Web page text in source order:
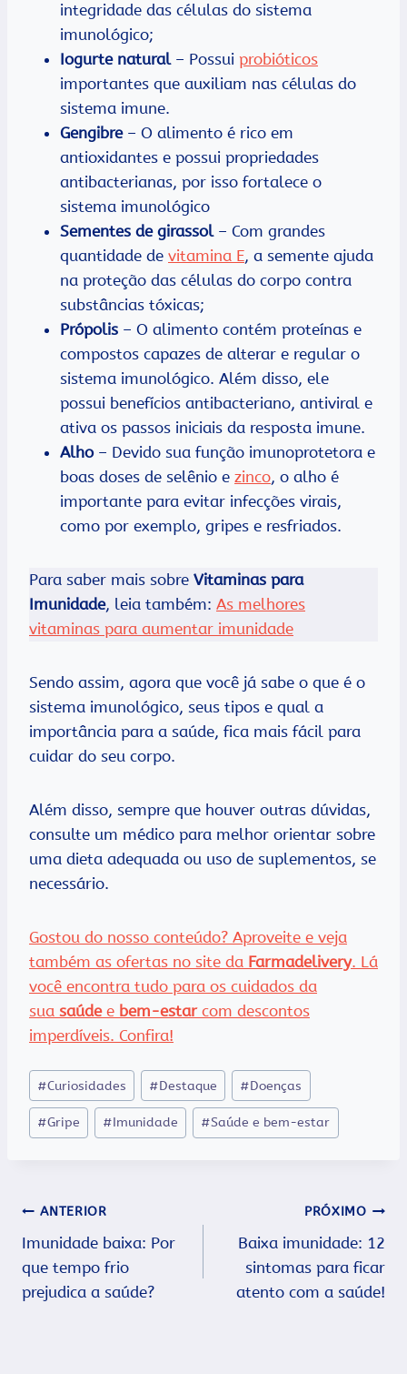
integridade das células do sistema
imunológico;
Iogurte natural– Possui probióticos
importantes que auxiliam nas células do
sistema imune.
Gengibre– O alimento é rico em
antioxidantes e possui propriedades
antibacterianas, por isso fortalece o
sistema imunológico
Sementes de girassol– Com grandes
quantidade de vitamina E, a semente ajuda
na proteção das células do corpo contra
substâncias tóxicas;
Própolis – O alimento contém proteínas e
compostos capazes de alterar e regular o
sistema imunológico. Além disso, ele
possui benefícios antibacteriano, antiviral e
ativa os passos iniciais da resposta imune.
Alho– Devido sua função imunoprotetora e
boas doses de selênio e zinco, o alho é
importante para evitar infecções virais,
como por exemplo, gripes e resfriados.
Para saber mais sobre Vitaminas para
Imunidade, leia também: As melhores
vitaminas para aumentar imunidade
Sendo assim, agora que você já sabe o que é o
sistema imunológico, seus tipos e qual a
importância para a saúde, fica mais fácil para
cuidar do seu corpo.
Além disso, sempre que houver outras dúvidas,
consulte um médico para melhor orientar sobre
uma dieta adequada ou uso de suplementos, se
necessário.
Gostou do nosso conteúdo? Aproveite e veja
também as ofertas no site da Farmadelivery. Lá
você encontra tudo para os cuidados da
sua saúde e bem-estarcom descontos
imperdíveis. Confira!
Tags
do
Post:
#Curiosidades #Destaque #Doenças
#Gripe #Imunidade #Saúde e bem-estar
Navegação
de
Post
ANTERIOR
Imunidade baixa: Por
que tempo frio
prejudica a saúde?
PRÓXIMO
Baixa imunidade: 12
sintomas para ficar
atento com a saúde!